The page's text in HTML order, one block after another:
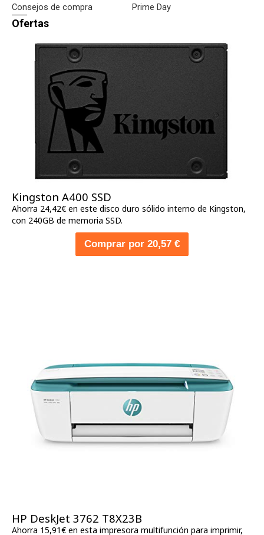
Consejos de compra Prime Day
Ofertas
Kingston A400 SSD
Ahorra 24,42€ en este disco duro sólido interno de Kingston,
con 240GB de memoria SSD.
Comprar por 20,57 €
HP DeskJet 3762 T8X23B
Ahorra 15,91€ en esta impresora multifunción para imprimir,